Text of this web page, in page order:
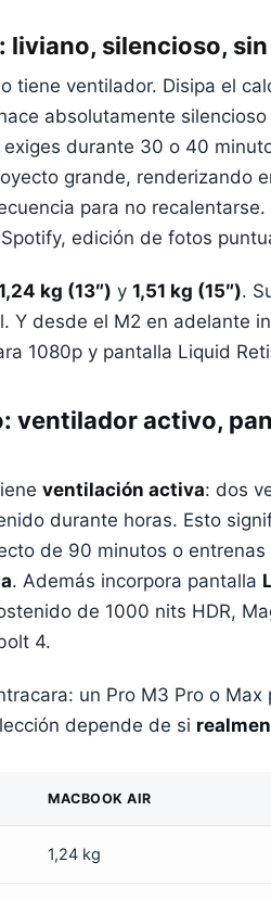
liviano, silencioso,
tiene ventilador. Disipa el
absolutamente
exiges durante 30 o 40
grande, renderizando
para no
edición de fotos
kg (13″) y 1,51 kg (15″).
Y desde el M2 en adelante
1080p y pantalla Liquid
ventilador activo,
ventilación activa: dos
durante horas. Esto
de 90 minutos o
. Además incorpora pantalla
de 1000 nits HDR,
4.
un Pro M3 Pro o
depende de si
MACBOOK AIR
1,24 kg